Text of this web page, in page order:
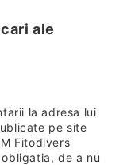
ale
la adresa lui
pe site
Fitodivers
de a nu